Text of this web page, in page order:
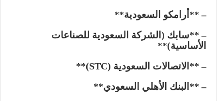
– **أرامكو السعودية**
– **سابك (الشركة السعودية للصناعات
الأساسية)**
– **الاتصالات السعودية (STC)**
– **البنك الأهلي السعودي**